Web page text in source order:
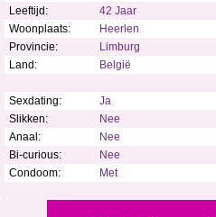
Leeftijd:
42 Jaar
Woonplaats:
Heerlen
Provincie:
Limburg
Land:
België
Sexdating:
Ja
Slikken:
Nee
Anaal:
Nee
Bi-curious:
Nee
Condoom:
Met